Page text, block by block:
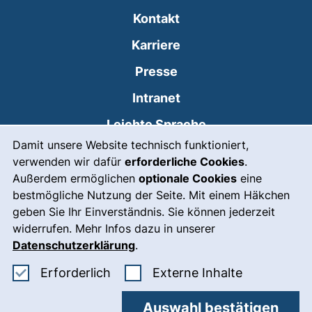
Damit unsere Website technisch funktioniert,
verwenden wir dafür erforderliche Cookies.
Außerdem ermöglichen optionale Cookies eine
bestmögliche Nutzung der Seite. Mit einem Häkchen
geben Sie Ihr Einverständnis. Sie können jederzeit
widerrufen. Mehr Infos dazu in unserer
Datenschutzerklärung.
Erforderlich Erforderliche Cookies akzeptieren
Externe Inhalte: Externe
Auswahl bestätigen
Kontakt
Karriere
Presse
Intranet(externer Link, öffnet
Leichte Sprache
Gebärdensprache
Notfall(externer Link, öffnet
Impressum
Barrierefreiheit
Datenschutz
Cookie-Einstellungen